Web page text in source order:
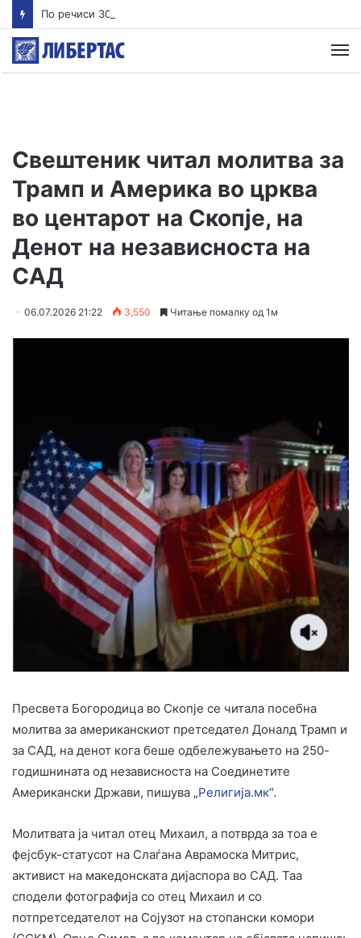
Свештеник читал молитва за
Трамп и Америка во црква
во центарот на Скопје, на
Денот на независноста на
САД
06.07.2026 21:22 3,550 Читање помалку од 1м
Пресвета Богородица во Скопје се читала посебна
молитва за американскиот претседател Доналд Трамп и
за САД, на денот кога беше одбележувањето на 250-
годишнината од независноста на Соединетите
Американски Држави, пишува „Религија.мк“.
Молитвата ја читал отец Михаил, а потврда за тоа е
фејсбук-статусот на Слаѓана Аврамоска Митрис,
активист на македонската дијаспора во САД. Таа
сподели фотографија со отец Михаил и со
потпретседателот на Сојузот на стопански комори